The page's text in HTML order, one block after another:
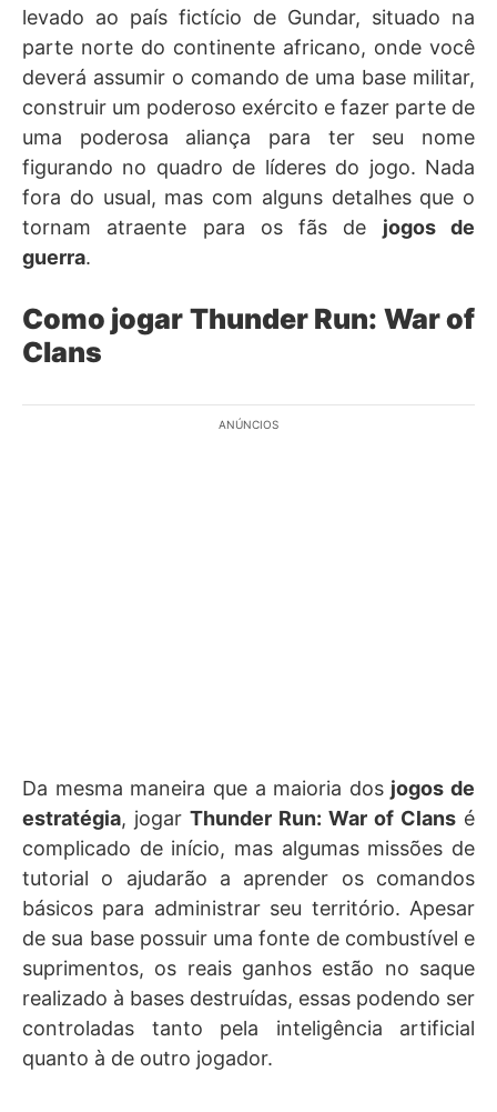
levado ao país fictício de Gundar, situado na
parte norte do continente africano, onde você
deverá assumir o comando de uma base militar,
construir um poderoso exército e fazer parte de
uma poderosa aliança para ter seu nome
figurando no quadro de líderes do jogo. Nada
fora do usual, mas com alguns detalhes que o
tornam atraente para os fãs de jogos de
guerra.
Como jogar Thunder Run: War of
Clans
ANÚNCIOS
Da mesma maneira que a maioria dos jogos de
estratégia, jogar Thunder Run: War of Clans é
complicado de início, mas algumas missões de
tutorial o ajudarão a aprender os comandos
básicos para administrar seu território. Apesar
de sua base possuir uma fonte de combustível e
suprimentos, os reais ganhos estão no saque
realizado à bases destruídas, essas podendo ser
controladas tanto pela inteligência artificial
quanto à de outro jogador.